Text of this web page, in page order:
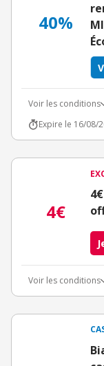
40%
Voir les conditions
Expire le 16/08/
4€
Voir les conditions
3€ de bienvenue
Offre réservée à